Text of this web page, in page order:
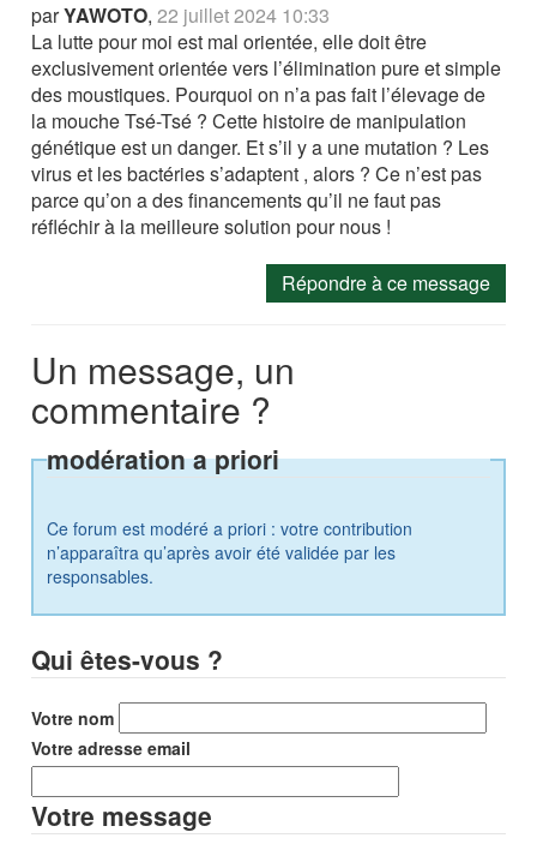
parYAWOTO,22 juillet 2024 10:33
La lutte pour moi est mal orientée, elle doit être
exclusivement orientée vers l’élimination pure et simple
des moustiques. Pourquoi on n’a pas fait l’élevage de
la mouche Tsé-Tsé ? Cette histoire de manipulation
génétique est un danger. Et s’il y a une mutation ? Les
virus et les bactéries s’adaptent , alors ? Ce n’est pas
parce qu’on a des financements qu’il ne faut pas
réfléchir à la meilleure solution pour nous !
Répondre à ce message
Un message, un
commentaire ?
modération a priori
Ce forum est modéré a priori : votre contribution
n’apparaîtra qu’après avoir été validée par les
responsables.
Qui êtes-vous ?
Votre nom
Votre adresse email
Votre message